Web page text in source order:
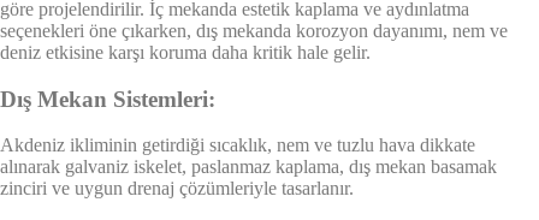
göre projelendirilir. İç mekanda estetik kaplama ve aydınlatma
seçenekleri öne çıkarken, dış mekanda korozyon dayanımı, nem ve
deniz etkisine karşı koruma daha kritik hale gelir.
Dış Mekan Sistemleri:
Akdeniz ikliminin getirdiği sıcaklık, nem ve tuzlu hava dikkate
alınarak galvaniz iskelet, paslanmaz kaplama, dış mekan basamak
zinciri ve uygun drenaj çözümleriyle tasarlanır.